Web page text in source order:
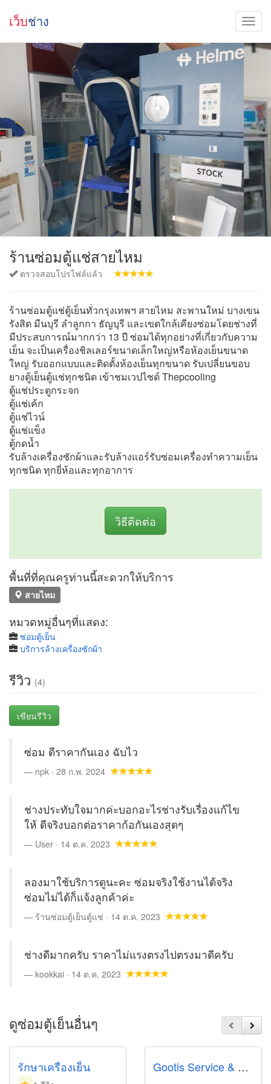
เว็บช่าง
ร้านซ่อมตู้แช่สายไหม
ตรวจสอบโปรไฟล์แล้ว
ร้านซ่อมตู้แช่ตู้เย็นทั่วกรุงเทพฯ สายไหม สะพานใหม่ บางเขน
รังสิต มีนบุรี ลำลูกกา ธัญบุรี และเขตใกล้เคียงซ่อมโดยช่างที่
มีประสบการณ์มากกว่า 13 ปี ซ่อมได้ทุกอย่างที่เกี่ยวกับความ
เย็น จะเป็นเครื่องชิลเลอร์ขนาดเล็กใหญ่หรือห้องเย็นขนาด
ใหญ่ รับออกแบบและติดตั้งห้องเย็นทุกขนาด รับเปลี่ยนขอบ
ยางตู้เย็นตู้แช่ทุกชนิด เข้าชมเวปไซด์ Thepcooling
ตู้แช่ประตูกระจก
ตู้แช่เค้ก
ตู้แช่ไวน์
ตู้แช่แข็ง
ตู้กดน้ำ
รับล้างเครื่องซักผ้าและรับล้างแอร์รับซ่อมเครื่องทำความเย็น
ทุกชนิด ทุกยี่ห้อและทุกอาการ
วิธีติดต่อ
พื้นที่ที่คุณครูท่านนี้สะดวกให้บริการ
สายไหม
หมวดหมู่อื่นๆที่แสดง:
ซ่อมตู้เย็น
บริการล้างเครื่องซักผ้า
รีวิว (4)
เขียนรีวิว
ซ่อม ดีราคากันเอง ฉับไว
npk · 28 ก.พ. 2024
ช่างประทับใจมากค่ะบอกอะไรช่างรับเรื่องแก้ไข
ให้ ดีจริงบอกต่อราคาก้อกันเองสุดๆ
User · 14 ต.ค. 2023
ลองมาใช้บริการดูนะคะ ซ่อมจริงใช้งานได้จริง
ซ่อมไม่ได้ก็แจ้งลูกค้าค่ะ
ร้านซ่อมตู้เย็นตู้แช่ · 14 ต.ค. 2023
ช่างดีมากครับ ราคาไม่แรงตรงไปตรงมาดีครับ
kookkai · 14 ต.ค. 2023
ดูซ่อมตู้เย็นอื่นๆ
รักษาเครื่องเย็น Gootis Service & Maintenance